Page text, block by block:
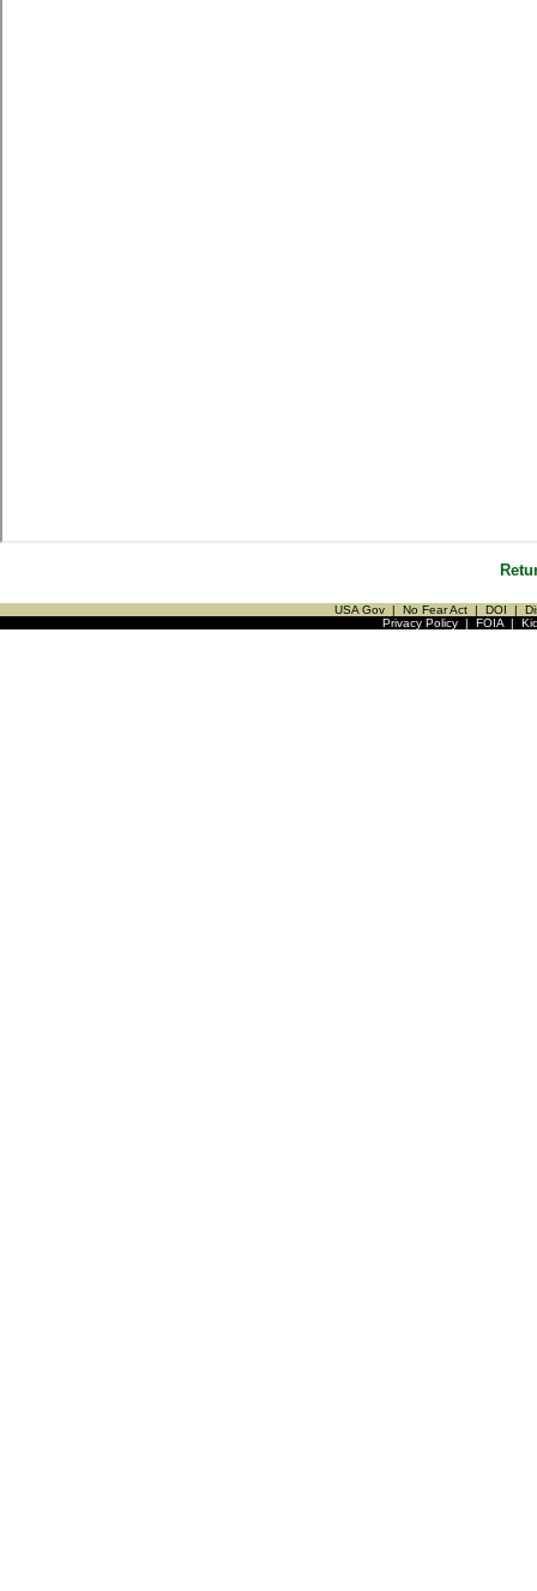
USA Gov | No Fear Act | DOI |
Privacy Policy| FOIA|